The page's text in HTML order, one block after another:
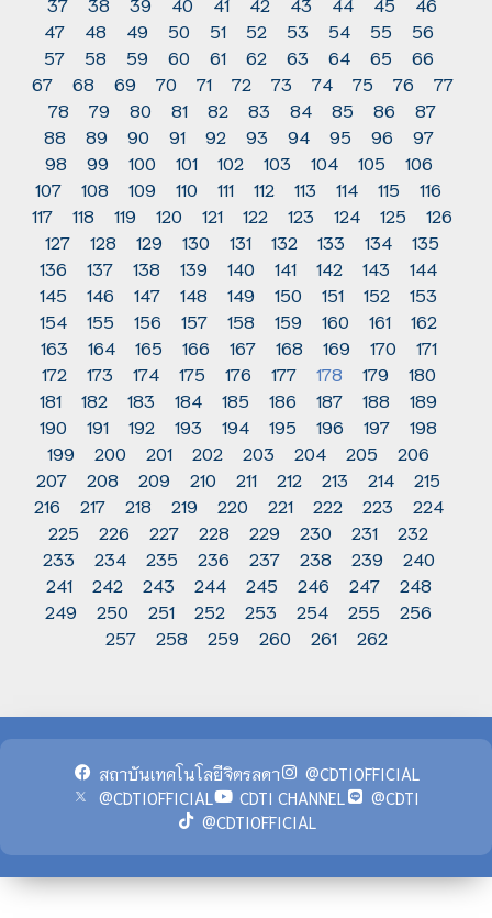
47
48 49 50 51 52 53 54 55
56
57
58 59 60 61 62 63 64 65
66
67
68 69 70 71 72 73 74 75 76
77
78
79 80 81 82 83 84 85 86
87
88
89 90 91 92 93 94 95 96
97
98
99 100 101 102 103 104 105
106
107
108 109 110 111 112 113 114 115
116
117
118 119 120 121 122 123 124 125
126
127
128 129 130 131 132 133 134
135
136
137 138 139 140 141 142 143
144
145
146 147 148 149 150 151 152
153
154
155 156 157 158 159 160 161
162
163
164 165 166 167 168 169 170
171
172
173 174 175 176 177 178 179
180
181
182 183 184 185 186 187 188
189
190
191 192 193 194 195 196 197
198
199
200 201 202 203 204 205
206
207
208 209 210 211 212 213 214
215
216
217 218 219 220 221 222 223
224
225
226 227 228 229 230 231
232
233
234 235 236 237 238 239
240
241
242 243 244 245 246 247
248
249
250 251 252 253 254 255
256
257
258 259 260 261 262
สถาบันเทคโนโลยีจิตรลดา
@CDTIOFFICIAL
@CDTIOFFICIAL
CDTI CHANNEL
@CDTI
@CDTIOFFICIAL